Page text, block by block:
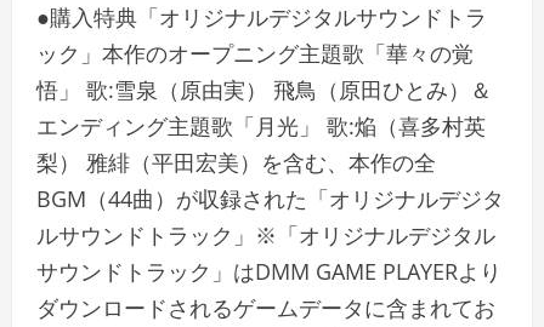
●購入特典「オリジナルデジタルサウンドトラ
ック」本作のオープニング主題歌「華々の覚
悟」 歌:雪泉（原由実） 飛鳥（原田ひとみ）＆
エンディング主題歌「月光」 歌:焔（喜多村英
梨） 雅緋（平田宏美）を含む、本作の全
BGM（44曲）が収録された「オリジナルデジタ
ルサウンドトラック」※「オリジナルデジタル
サウンドトラック」はDMM GAME PLAYERより
ダウンロードされるゲームデータに含まれてお